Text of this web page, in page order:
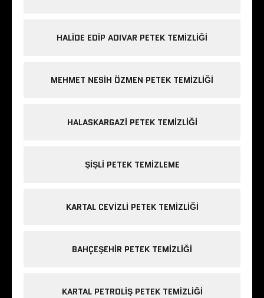
HALIDE EDIP ADIVAR PETEK TEMIZLIĞI
MEHMET NESIH ÖZMEN PETEK TEMIZLIĞI
HALASKARGAZI PETEK TEMIZLIĞI
ŞIŞLI PETEK TEMIZLEME
KARTAL CEVIZLI PETEK TEMIZLIĞI
BAHÇEŞEHIR PETEK TEMIZLIĞI
KARTAL PETROLIŞ PETEK TEMIZLIĞI